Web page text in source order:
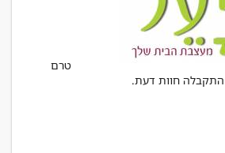
טרם
התקבלה חוות דעת.